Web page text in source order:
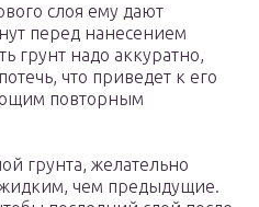
слоя ему дают
перед нанесением
грунт надо аккуратно,
что приведет к его
повторным
грунта, желательно
чем предыдущие.